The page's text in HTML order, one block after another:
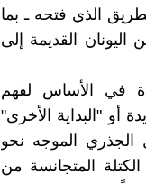
الذي فتحه ـ بما
اليونان القديمة إلى
في الأساس لفهم
أو "البداية الأخرى"
الجذري الموجه نحو
المتجانسة من